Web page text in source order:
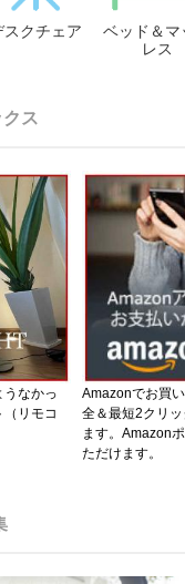
スクチェア
ベッド＆マ
レス
クス
うなかっ
（リモコ
Amazonでお買
全＆最短2クリ
ます。Amazon
ただけます。